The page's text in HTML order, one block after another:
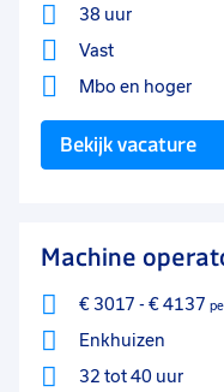
38 uur
Vast
Mbo en hoger
Bekijk vacature
Machine
€ 3017 - € 4137
Enkhuizen
32 tot 40 uur